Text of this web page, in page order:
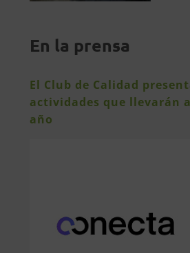
En la prensa
El Club de Calidad
actividades que llevarán
año